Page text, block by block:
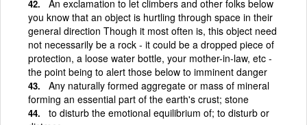
An exclamation to let climbers and other folks below
you know that an object is hurtling through space in their
general direction Though it most often is, this object need
not necessarily be a rock - it could be a dropped piece of
protection, a loose water bottle, your mother-in-law, etc -
the point being to alert those below to imminent danger
Any naturally formed aggregate or mass of mineral
forming an essential part of the earth's crust; stone
to disturb the emotional equilibrium of; to disturb or